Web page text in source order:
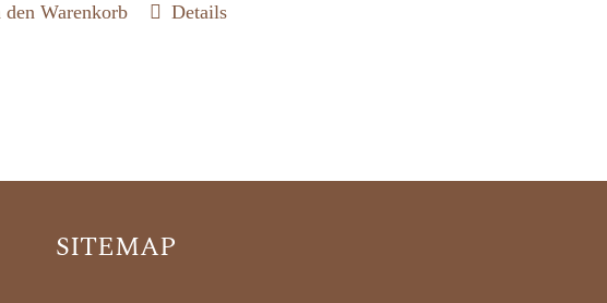
den Warenkorb Details
SITEMAP